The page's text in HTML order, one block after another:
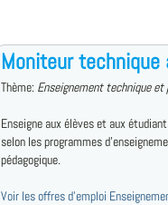
Moniteur technique
Thème: Enseignement technique et
Enseigne aux élèves et aux
selon les programmes
pédagogique.
Voir les offres d'emploi